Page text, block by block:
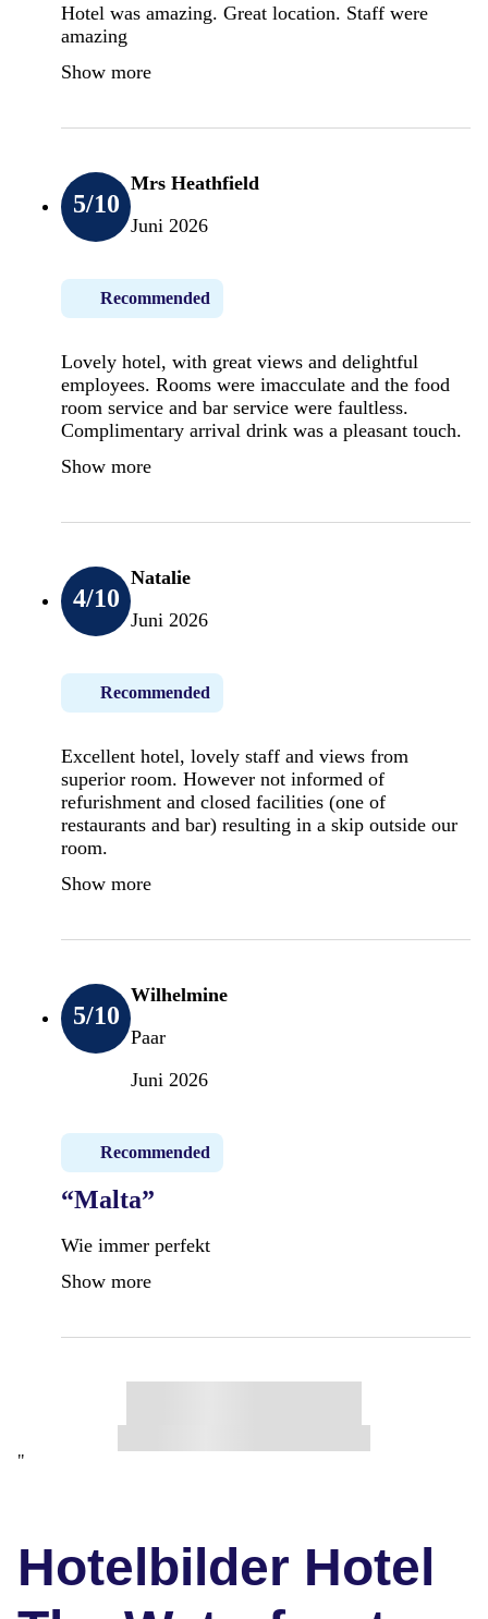
Hotel was amazing. Great location. Staff were
amazing
Show more
5/10
Mrs Heathfield
Juni 2026
Recommended
Lovely hotel, with great views and delightful
employees. Rooms were imacculate and the food
room service and bar service were faultless.
Complimentary arrival drink was a pleasant touch.
Show more
4/10
Natalie
Juni 2026
Recommended
Excellent hotel, lovely staff and views from
superior room. However not informed of
refurishment and closed facilities (one of
restaurants and bar) resulting in a skip outside our
room.
Show more
5/10
Wilhelmine
Paar
Juni 2026
Recommended
“Malta”
Wie immer perfekt
Show more
"
Hotelbilder Hotel